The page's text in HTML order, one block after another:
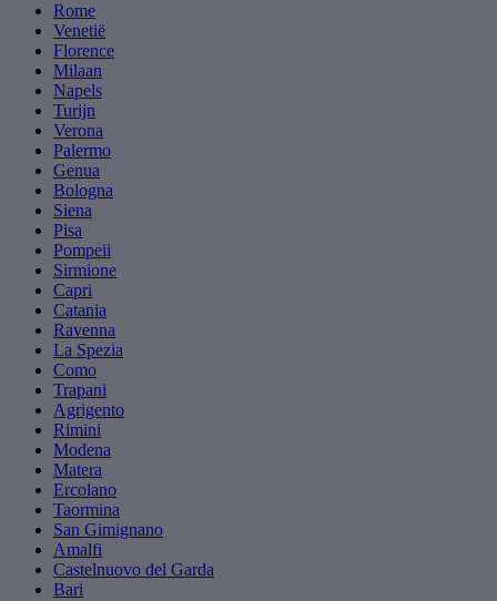
Rome
Venetië
Florence
Milaan
Napels
Turijn
Verona
Palermo
Genua
Bologna
Siena
Pisa
Pompeii
Sirmione
Capri
Catania
Ravenna
La Spezia
Como
Trapani
Agrigento
Rimini
Modena
Matera
Ercolano
Taormina
San Gimignano
Amalfi
Castelnuovo del Garda
Bari